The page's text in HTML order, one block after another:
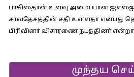
பாகிஸ்தான் உளவு அமைப்பான
சா்வதேசத்தின் சதி உள்ளதா என்பது
பிரிவினா் விசாரணை நடத்தினா்
முந்தய